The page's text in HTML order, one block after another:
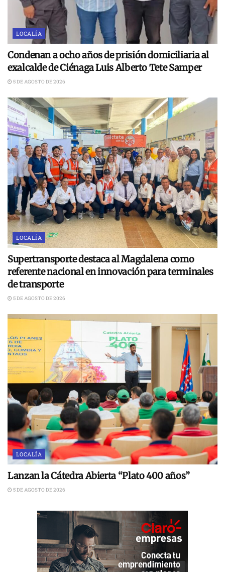
LOCALÍA
Condenan a ocho años de prisión domiciliaria al
exalcalde de Ciénaga Luis Alberto Tete Samper
5 DE AGOSTO DE 2026
LOCALÍA
Supertransporte destaca al Magdalena como
referente nacional en innovación para terminales
de transporte
5 DE AGOSTO DE 2026
LOCALÍA
Lanzan la Cátedra Abierta “Plato 400 años”
5 DE AGOSTO DE 2026